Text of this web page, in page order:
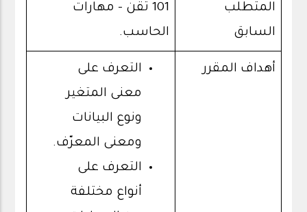
المتطلب
السابق
101 تقن - مهارات
الحاسب.
أهداف المقرر
التعرف على
معنى المتغير
ونوع البيانات
ومعنى المعرّف.
التعرف على
أنواع مختلفة